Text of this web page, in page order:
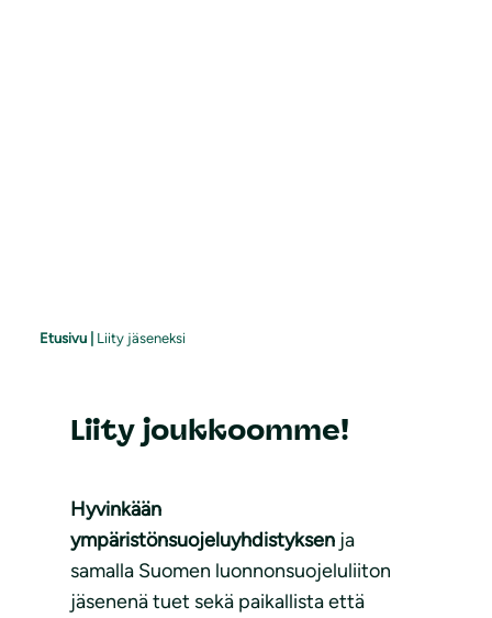
Etusivu | Liity jäseneksi
Liity joukkoomme!
Hyvinkään
ympäristönsuojeluyhdistyksen ja
samalla Suomen luonnonsuojeluliiton
jäsenenä tuet sekä paikallista että